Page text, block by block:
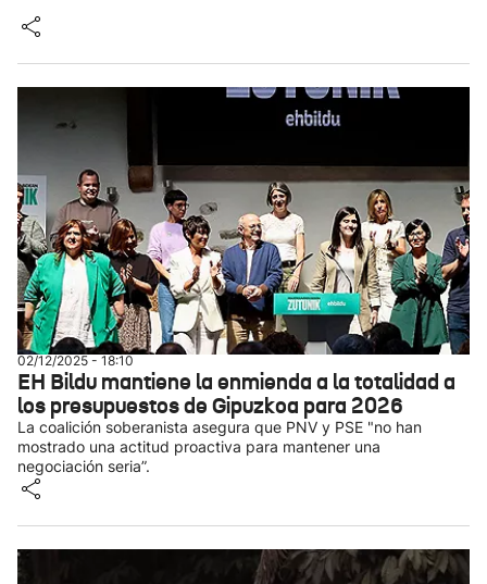
02/12/2025 - 18:10
EH Bildu mantiene la enmienda a la totalidad a
los presupuestos de Gipuzkoa para 2026
La coalición soberanista asegura que PNV y PSE "no han
mostrado una actitud proactiva para mantener una
negociación seria”.